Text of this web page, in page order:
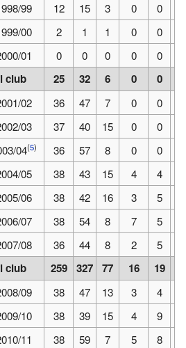
99
12 15 3 0 0
00
2 1 1 0 0
01
0 0 0 0 0
club 25 32 6 0 0
02 36 47 7 0 0
03
37 40 15 0 0
04(5) 36 57 8 0 0
05
38 43 15 4 4
06
38 42 16 3 5
07
38 54 8 7 5
08
36 44 8 2 5
club 259 327 77 16 19
09 38 47 13 3 4
10
38 39 15 4 9
11
38 59 7 5 8